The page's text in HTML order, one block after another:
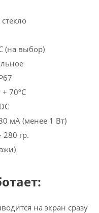
(на выбор)
+ 70ºС
мА (менее 1 Вт)
280 гр.
на экран сразу